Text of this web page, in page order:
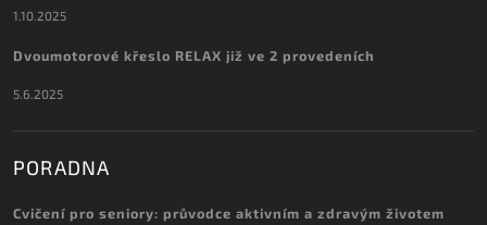
1.10.2025
Dvoumotorové křeslo RELAX již ve 2 provedeních
5.6.2025
PORADNA
Cvičení pro seniory: průvodce aktivním a zdravým životem